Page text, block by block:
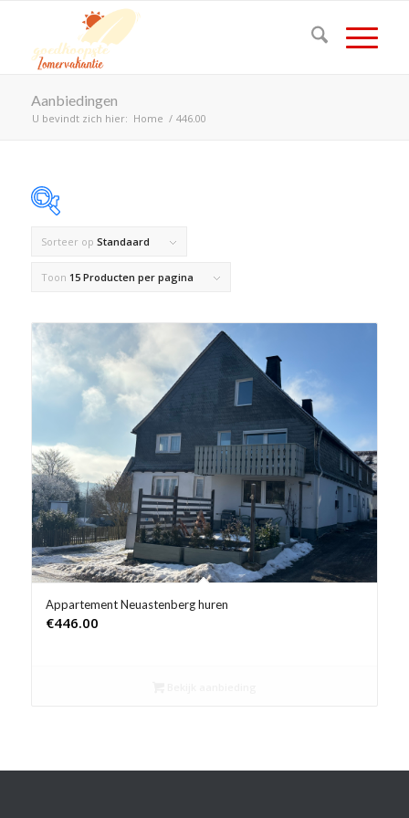
Aanbiedingen
U bevindt zich hier: Home / 446.00
Op voorraad
Product Land
Product Maximaal aantal personen
Product Prijs vanaf €
Product Rating
Product Reisorganisatie
Product Type vakantie
Sorteer op Standaard
Toon 15 Producten per pagina
Appartement Neuastenberg huren
€446.00